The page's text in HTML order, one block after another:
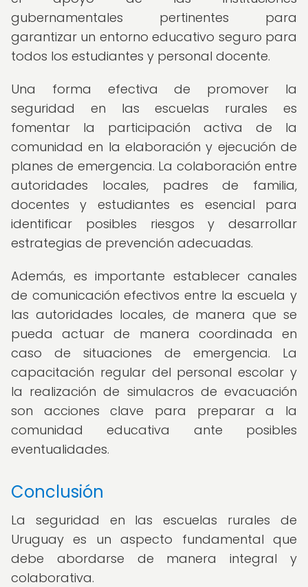
gubernamentales pertinentes para
garantizar un entorno educativo seguro para
todos los estudiantes y personal docente.
Una forma efectiva de promover la
seguridad en las escuelas rurales es
fomentar la participación activa de la
comunidad en la elaboración y ejecución de
planes de emergencia. La colaboración entre
autoridades locales, padres de familia,
docentes y estudiantes es esencial para
identificar posibles riesgos y desarrollar
estrategias de prevención adecuadas.
Además, es importante establecer canales
de comunicación efectivos entre la escuela y
las autoridades locales, de manera que se
pueda actuar de manera coordinada en
caso de situaciones de emergencia. La
capacitación regular del personal escolar y
la realización de simulacros de evacuación
son acciones clave para preparar a la
comunidad educativa ante posibles
eventualidades.
Conclusión
La seguridad en las escuelas rurales de
Uruguay es un aspecto fundamental que
debe abordarse de manera integral y
colaborativa.